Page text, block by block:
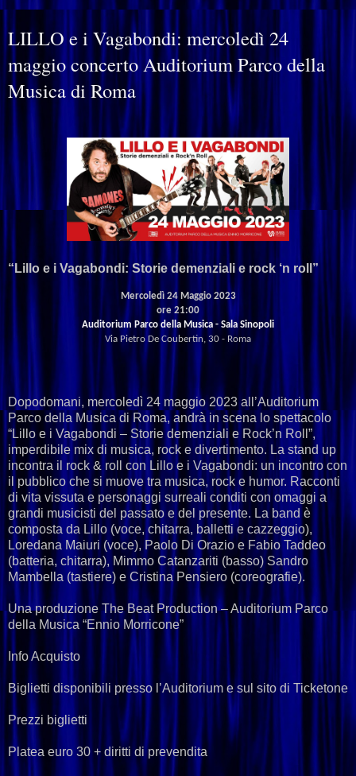
LILLO e i Vagabondi: mercoledì 24
maggio concerto Auditorium Parco della
Musica di Roma
“Lillo e i Vagabondi: Storie demenziali e rock ‘n roll”
Mercoledì 24 Maggio 2023
ore 21:00
Auditorium Parco della Musica - Sala Sinopoli
Via Pietro De Coubertin, 30 - Roma
Dopodomani, mercoledì 24 maggio 2023 all’Auditorium
Parco della Musica di Roma, andrà in scena lo spettacolo
“Lillo e i Vagabondi – Storie demenziali e Rock’n Roll”,
imperdibile mix di musica, rock e divertimento. La stand up
incontra il rock & roll con Lillo e i Vagabondi: un incontro con
il pubblico che si muove tra musica, rock e humor. Racconti
di vita vissuta e personaggi surreali conditi con omaggi a
grandi musicisti del passato e del presente. La band è
composta da Lillo (voce, chitarra, balletti e cazzeggio),
Loredana Maiuri (voce), Paolo Di Orazio e Fabio Taddeo
(batteria, chitarra), Mimmo Catanzariti (basso) Sandro
Mambella (tastiere) e Cristina Pensiero (coreografie).
Una produzione The Beat Production – Auditorium Parco
della Musica “Ennio Morricone”
Info Acquisto
Biglietti disponibili presso l’Auditorium e sul sito di Ticketone
Prezzi biglietti
Platea euro 30 + diritti di prevendita